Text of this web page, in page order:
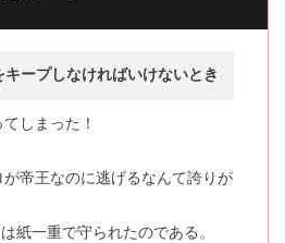
ープしなければいけないとき
しまった！
が帝王なのに逃げるなんて誇りが
紙一重で守られたのである。